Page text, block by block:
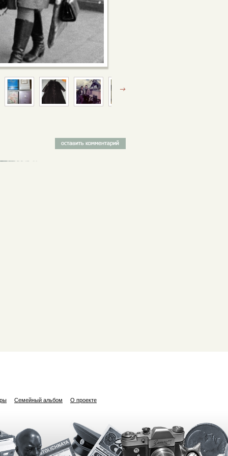
Семейный альбом О проекте